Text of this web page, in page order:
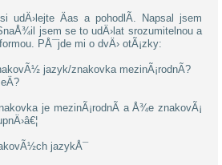
udÄ›lejte Äas a pohodlÃ­. Napsal jsem
jsem se to udÄ›lat srozumitelnou a
PÅ¯jde mi o dvÄ› otÃ¡zky:
jazyk/znakovka mezinÃ¡rodnÃ­?
je mezinÃ¡rodnÃ­ a Å¾e znakovÃ¡
jazykÅ¯